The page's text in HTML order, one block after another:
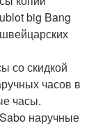
big Bang
со скидкой
часов в
часы.
наручные